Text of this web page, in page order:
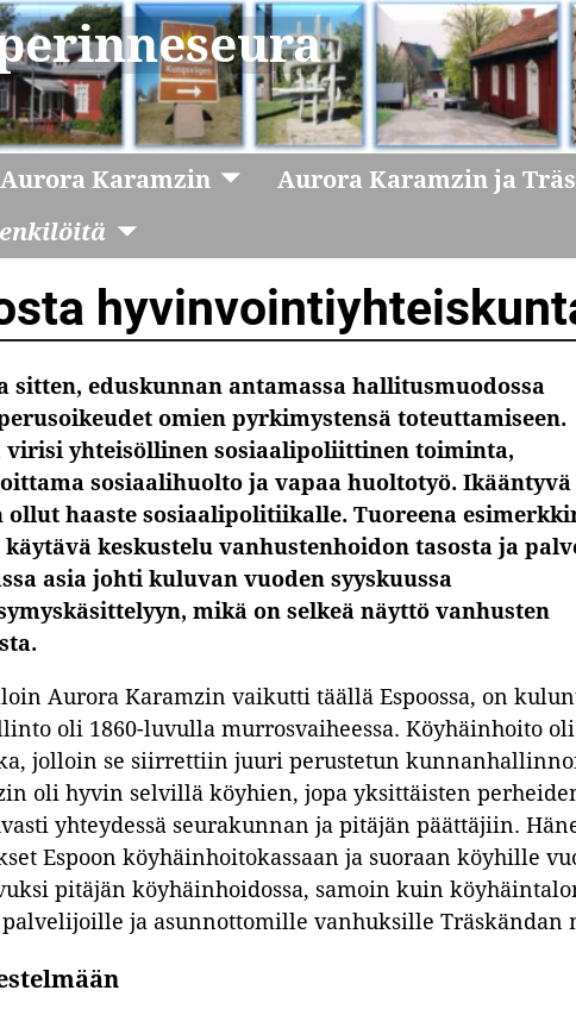
Aurora Karamzin
Aurora Karamzin ja
sitten, eduskunnan antamassa hallitusmuodossa
omien pyrkimystensä toteuttamiseen.
virisi yhteisöllinen sosiaalipoliittinen toiminta,
sosiaalihuolto ja vapaa huoltotyö. Ikääntyvä
ollut haaste sosiaalipolitiikalle. Tuoreena
keskustelu vanhustenhoidon tasosta ja
asia johti kuluvan vuoden syyskuussa
mikä on selkeä näyttö vanhusten
Aurora Karamzin vaikutti täällä Espoossa, on
oli 1860-luvulla murrosvaiheessa. Köyhäinhoito
jolloin se siirrettiin juuri perustetun
oli hyvin selvillä köyhien, jopa yksittäisten
yhteydessä seurakunnan ja pitäjän päättäjiin.
Espoon köyhäinhoitokassaan ja suoraan köyhille
pitäjän köyhäinhoidossa, samoin kuin
ja asunnottomille vanhuksille Träskändan